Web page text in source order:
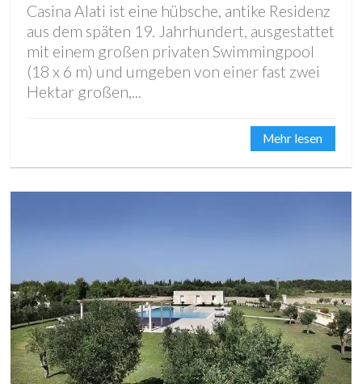
Casina Alati ist eine hübsche, antike Residenz
aus dem späten 19. Jahrhundert, ausgestattet
mit einem großen privaten Swimmingpool
(18 x 6 m) und umgeben von einer fast zwei
Hektar großen,...
Mehr lesen